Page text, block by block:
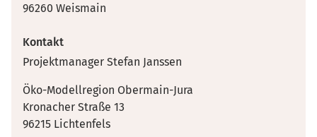
96260 Weismain
Kontakt
Projektmanager Stefan Janssen
Öko-Modellregion Obermain-Jura
Kronacher Straße 13
96215 Lichtenfels